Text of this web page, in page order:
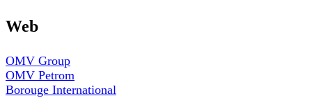
Web
OMV Group
OMV Petrom
Borouge International